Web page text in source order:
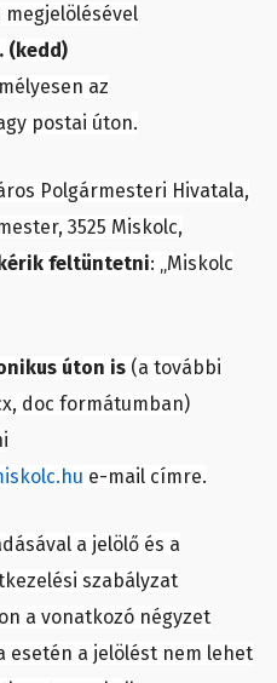
(kedd)
az
postai úton.
Polgármesteri Hivatala,
3525 Miskolc,
feltüntetni: „Miskolc
úton is (a további
doc formátumban)
e-mail címre.
a jelölő és a
szabályzat
a vonatkozó négyzet
esetén a jelölést nem lehet